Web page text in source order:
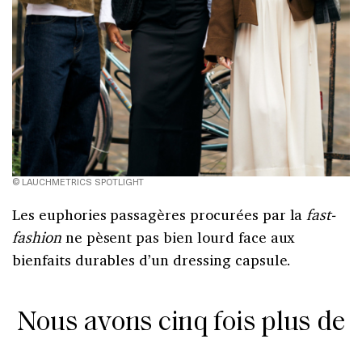
© LAUCHMETRICS SPOTLIGHT
Les euphories passagères procurées par lafast-
fashionne pèsent pas bien lourd face aux
bienfaits durables d’un dressing capsule.
Nous avons cinq fois plus de